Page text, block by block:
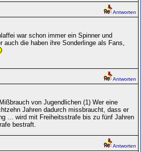
Antworten
war schon immer ein Spinner und
auch die haben ihre Sonderlinge als Fans,
Antworten
von Jugendlichen (1) Wer eine
Jahren dadurch missbraucht, dass er
... wird mit Freiheitsstrafe bis zu fünf Jahren
bestraft.
Antworten